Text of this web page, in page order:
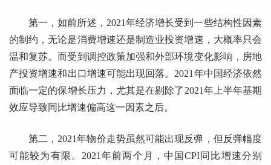
第一，如前所述，2021年经济增长受到一些结构性因素
的制约，无论是消费增速还是制造业投资增速，大概率只会
温和复苏。而受到调控政策加强和外部环境变化影响，房地
产投资增速和出口增速可能出现回落。2021年中国经济依然
面临一定的保增长压力，尤其是在剔除了2021年上半年基期
效应导致同比增速偏高这一因素之后。
第二，2021年物价走势虽然可能出现反弹，但反弹幅度
可能较为有限。2021年前两个月，中国CPI同比增速分别